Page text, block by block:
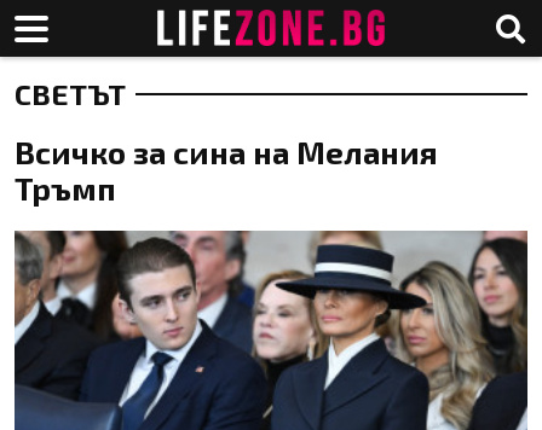
СВЕТЪТ
Всичко за сина на Мелания
Тръмп